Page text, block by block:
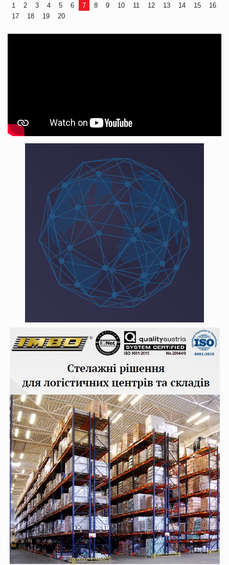
1 2 3 4 5 6 7 8 9 10 11 12 13 14 15
16
17
18 19 20